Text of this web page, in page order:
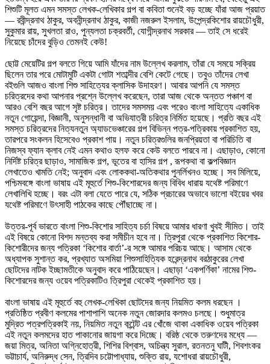
শিশুটি মূলত এমন সমস্ত লেখক-লেখিকার গল্প বা কবিতা শুনেই বড় হচ্ছে যাঁরা আজ প্রয়াত
— রবীন্দ্রনাথ ঠাকুর, অবনীন্দ্রনাথ ঠাকুর, কাজী নজরুল ইসলাম, উপেন্দ্রকিশোর রায়চৌধুরী,
সুকুমার রায়, সুখলতা রাও, পুন্যলতা চক্রবর্তী, যোগীন্দ্রনাথ সরকার — তাই সে ধরেই
নিয়েছে চাঁদের বুড়িও তেমনই কেউ!
ছোট্ট মেয়েটির গল্প বলতে গিয়ে আমি যাঁদের নাম উল্লেখ করলাম, তাঁরা যে সময়ে সক্রিয়
ছিলেন তার পরে মোটামুটি একটা গোটা শতাব্দীর বেশি কেটে গেছে। তবুও তাঁদের লেখা
বইগুলি আজও বাংলা শিশু সাহিত্যের ক্লাসিক উদাহরণ। আবার আপনি যে সমস্ত
চরিত্রদের কথা আপনার প্রশ্নে উল্লেখ করেছেন, তারা আজ থেকে অন্তত পঞ্চাশ বা
আরও বেশি বছর আগে সৃষ্ট চরিত্র। তাদের সমসময় এবং পরেও বাংলা সাহিত্যে একাধিক
নতুন গোয়েন্দা, বিজ্ঞানী, অনুসন্ধানী বা অভিযাত্রী চরিত্র নির্মিত হয়েছে। প্রতি বছর এই
সমস্ত চরিত্রদের নিত্যনতুন অ্যাডভেঞ্চারের গল্প বিভিন্ন পত্র-পত্রিকায় প্রকাশিত হয়,
তারপরে সংকলন হিসেবেও প্রকাশ পায়। নতুন চরিত্রগুলির জনপ্রিয়তা বা পরিচিতি বা
নিজস্ব ফ্যান ক্লাব নেই এমন কথাও হলফ করে কেউ বলতে পারবে না। এছাড়াও, কোনো
নির্দিষ্ট চরিত্র ছাড়াও, সামাজিক গল্প, ভূতের বা হাসির গল্প , রূপকথা বা কল্পবিজ্ঞান
লেখাতেও খামতি নেই; অনুবাদ এবং লোককথা-অতিকথার পুনর্লিখনও হচ্ছে। সব মিলিয়ে,
পশ্চিমবঙ্গে বাংলা ভাষায় এই মূহুর্তে শিশু-কিশোরদের জন্য বিবিধ ধারায় যথেষ্ট পরিমাণে
লেখালিখি হচ্ছে। বরং এটা বলা যেতে পারে যে, সঠিক প্রচারের অভাবে ভালো বইয়ের খবর
যথেষ্ট পরিমাণে উৎসাহী পাঠকের কাছে পৌঁছাচ্ছে না।
উত্তর-পূর্ব ভারতে বাংলা শিশু-কিশোর সাহিত্য চর্চা বিষয়ে আমার ধারণা খুবই সীমিত। তাই
এই বিষয়ে কোনো বিশদ মন্তব্য করা সমীচীন হবে না। ত্রিপুরা থেকে প্রকাশিত কিশোর-
কিশোরীদের জন্য পত্রিকা ‘কিশোর বার্তা’-র সঙ্গে আমার পরিচয় আছে। আসাম থেকে
অধ্যাপক সুশান্ত কর, প্রখ্যাত অসমিয়া শিশুসাহিত্যিক হরেন্দ্রনাথ বরঠাকুরের লেখা
ছোটদের নাটক ইচ্ছামতীকে অনুবাদ করে পাঠিয়েছেন। এছাড়া ‘একপর্ণিকা’ নামের শিশু-
কিশোরদের জন্য ওয়েব পত্রিকাটিও ত্রিপুরা থেকেই প্রকাশিত হয়।
বাংলা ভাষায় এই মূহুর্তে বহু লেখক-লেখিকা ছোটদের জন্য নিয়মিত কলম ধরছেন ।
প্রতিষ্ঠিত প্রবীণ কলমের পাশাপাশি অনেক নতুন জোরদার কলমও চলছে। শুধুমাত্র
মুদ্রিত পত্রপত্রিকাই নয়, নিয়মিত নতুন কন্টেন্ট এর খোঁজে থাকা একাধিক ওয়েব পত্রিকা
এই নতুন কলমদের হাত পাকানোর জায়গা করে দিচ্ছে। বরিষ্ঠ থেকে তরুণদের মধ্যে —
জয়া মিত্র, অনিতা অগ্নিহোত্রী, শিশির বিশ্বাস, অচিন্ত্য সুরাল, রতনতনু ঘাটী, শিবশংকর
ভট্টাচার্য, অনিরুদ্ধ সেন, ত্রিদিব চট্টোপাধ্যায়, শুক্তি রায়, যশোধরা রায়চৌধুরী,